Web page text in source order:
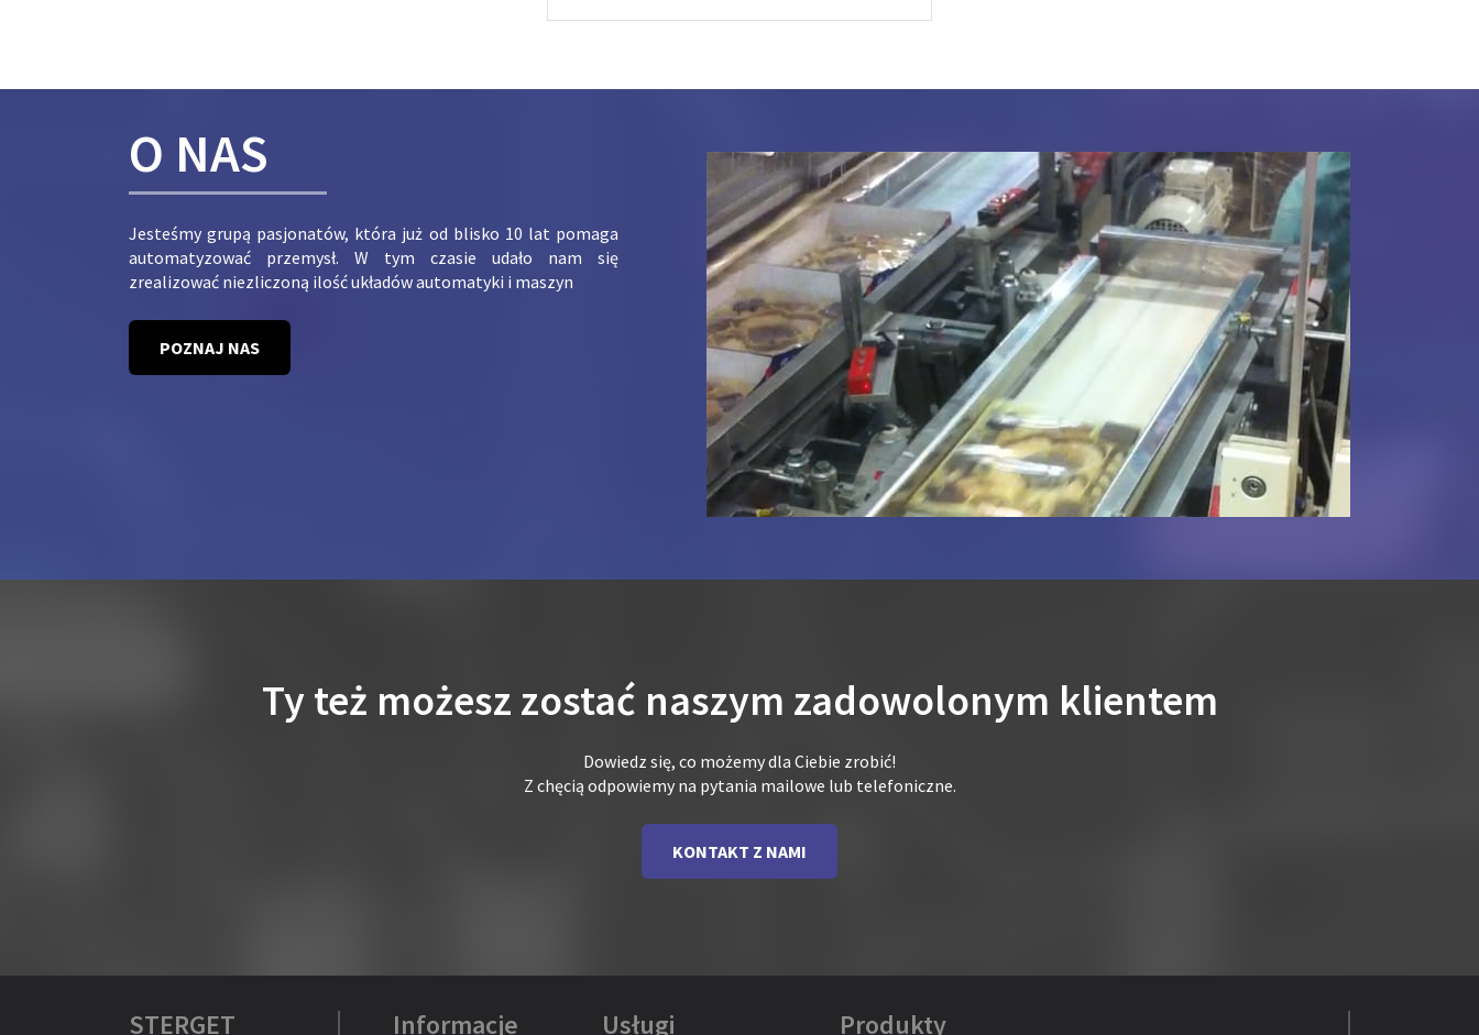
O NAS
Jesteśmy grupą pasjonatów, która już od blisko 10 lat pomaga
automatyzować przemysł. W tym czasie udało nam się
zrealizować niezliczoną ilość układów automatyki i maszyn
POZNAJ NAS
Ty też możesz zostać naszym zadowolonym klientem
Dowiedz się, co możemy dla Ciebie zrobić!
Z chęcią odpowiemy na pytania mailowe lub telefoniczne.
KONTAKT Z NAMI
STERGET Informacje Usługi Produkty